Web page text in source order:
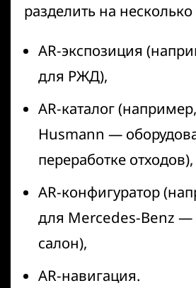
разделить на
AR-экспозиция
для РЖД),
AR-каталог
Husmann —
переработке отходов),
AR-конфигуратор
для Mercedes-Benz —
салон),
AR-навигация.